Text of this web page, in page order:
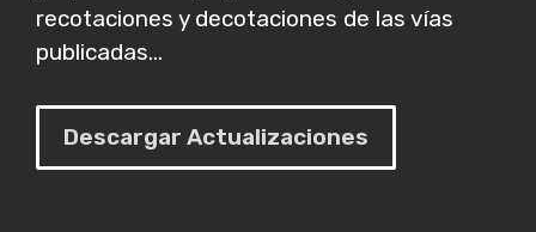
recotaciones y decotaciones de las vías
publicadas...
Descargar Actualizaciones